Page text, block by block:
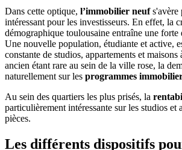
Dans cette optique, l’immobilier neufs'avère
intéressant pour les investisseurs. En effet, la
démographique toulousaine entraîne une forte
Une nouvelle population, étudiante et active,
constante de studios, appartements et
ancien étant rare au sein de la ville rose, la
naturellement sur les programmes
Au sein des quartiers les plus prisés, la
particulièrement intéressante sur les studios et
pièces.
Les différents dispositifs